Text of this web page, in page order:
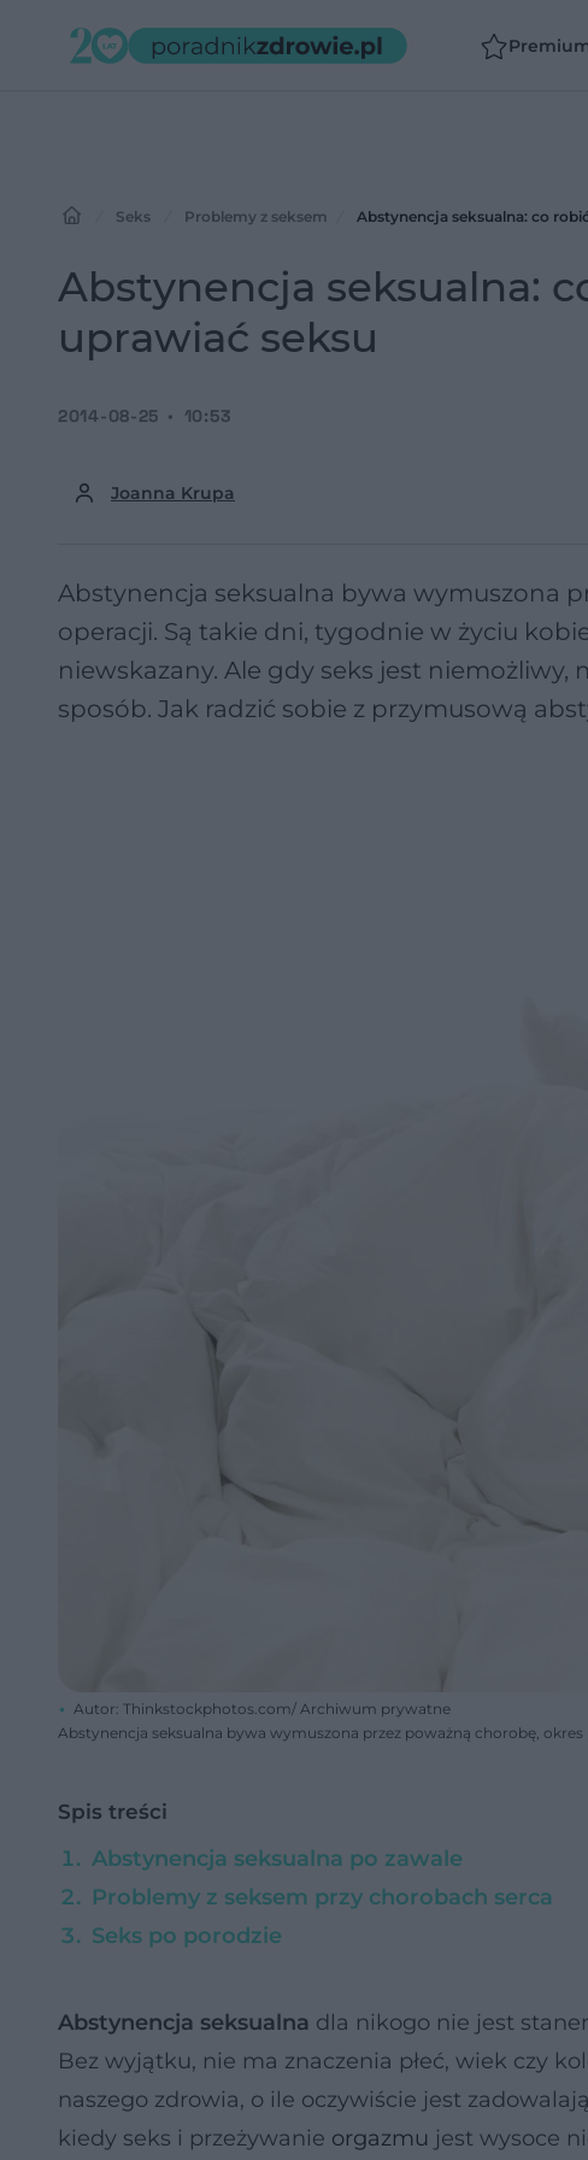
Seks Problemy z seksem Abstynencja seksualna: co
Abstynencja seksualna:
uprawiać seksu
Joanna Krupa
2014-08-25 10:53
Abstynencja seksualna bywa wymuszona
operacji. Są takie dni, tygodnie w życiu
niewskazany. Ale gdy seks jest niemożliwy,
sposób. Jak radzić sobie z przymusową
Autor: Thinkstockphotos.com/ Archiwum prywatne
Abstynencja seksualna bywa wymuszona przez poważną chorobę, okres
Spis treści
Abstynencja seksualna po zawale
Problemy z seksem przy chorobach serca
Seks po porodzie
Abstynencja seksualna dla nikogo nie jest
Bez wyjątku, nie ma znaczenia płeć, wiek czy
naszego zdrowia, o ile oczywiście jest
kiedy seks i przeżywanie orgazmu jest wysoce